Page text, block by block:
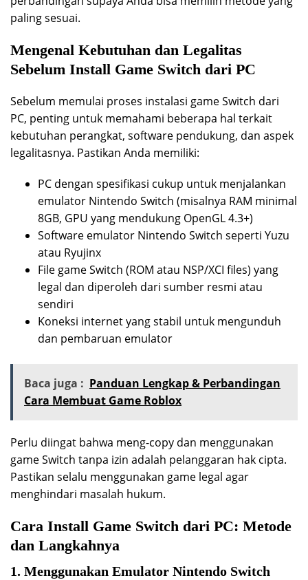
paling sesuai.
Mengenal Kebutuhan dan Legalitas
Sebelum Install Game Switch dari PC
Sebelum memulai proses instalasi game Switch dari
PC, penting untuk memahami beberapa hal terkait
kebutuhan perangkat, software pendukung, dan aspek
legalitasnya. Pastikan Anda memiliki:
PC dengan spesifikasi cukup untuk menjalankan
emulator Nintendo Switch (misalnya RAM minimal
8GB, GPU yang mendukung OpenGL 4.3+)
Software emulator Nintendo Switch seperti Yuzu
atau Ryujinx
File game Switch (ROM atau NSP/XCI files) yang
legal dan diperoleh dari sumber resmi atau
sendiri
Koneksi internet yang stabil untuk mengunduh
dan pembaruan emulator
Baca juga : Panduan Lengkap & Perbandingan
Cara Membuat Game Roblox
Perlu diingat bahwa meng-copy dan menggunakan
game Switch tanpa izin adalah pelanggaran hak cipta.
Pastikan selalu menggunakan game legal agar
menghindari masalah hukum.
Cara Install Game Switch dari PC: Metode
dan Langkahnya
1. Menggunakan Emulator Nintendo Switch